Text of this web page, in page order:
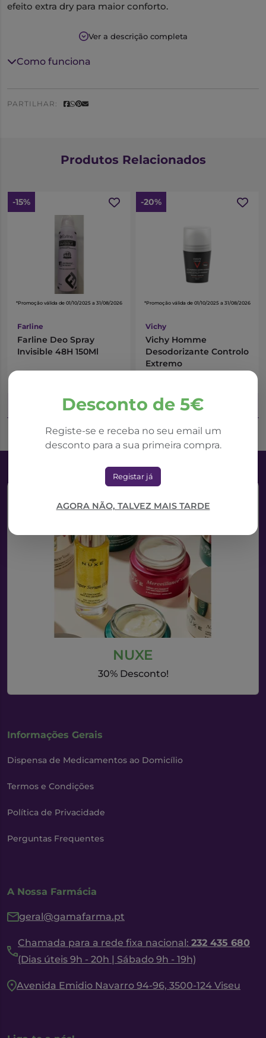
efeito extra dry para maior conforto.
máxima proteção (até 48h).Apto para pele
Ver a descrição completa
Como funciona
PARTILHAR:
Desconto de 5€
Registe-se e receba no seu email um
desconto para a sua primeira compra.
Registar já
AGORA NÃO, TALVEZ MAIS TARDE
Produtos Relacionados
-15%
*Promoção válida de 01/10/2025 a 31/08/2026
Farline
Farline Deo Spray
Invisible 48H 150Ml
Adicionar ao Carrinho
-20%
*Promoção válida de 01/10/2025 a 31/08/2026
Vichy
Vichy Homme
Desodorizante Controlo
Extremo
Adicionar ao Carrinho
NUXE
30% Desconto!
Informações Gerais
Dispensa de Medicamentos ao Domicílio
Termos e Condições
Política de Privacidade
Perguntas Frequentes
A Nossa Farmácia
geral@gamafarma.pt
Chamada para a rede fixa nacional: 232 435 680
(Dias úteis 9h - 20h | Sábado 9h - 19h)
Avenida Emidio Navarro 94-96, 3500-124 Viseu